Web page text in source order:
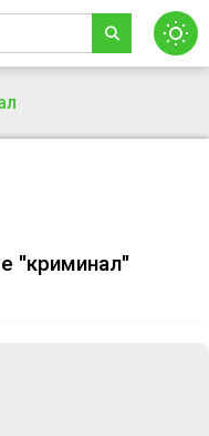
"криминал"